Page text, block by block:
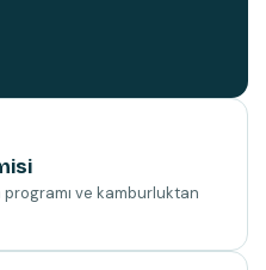
ve kamburluktan